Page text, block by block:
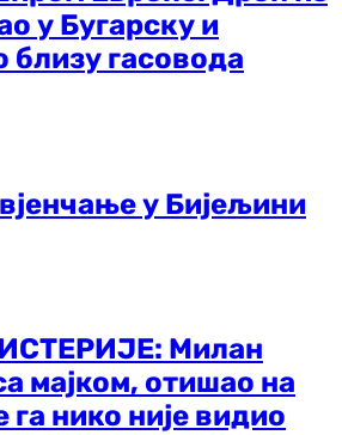
у Бугарску и
близу гасовода
у Бијељини
Милан
мајком, отишао на
нико није видио